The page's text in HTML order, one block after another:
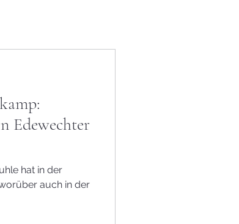
Edewechter
hat in der
auch in der